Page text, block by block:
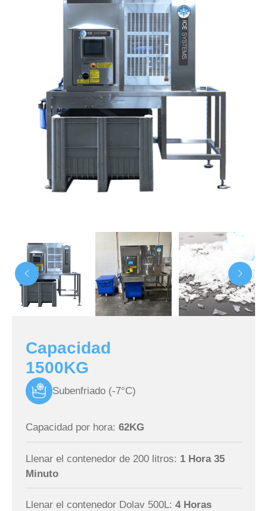
Capacidad
1500KG
Subenfriado (-7°C)
Capacidad por hora: 62KG
Llenar el contenedor de 200 litros: 1 Hora 35
Minuto
Llenar el contenedor Dolav 500L: 4 Horas